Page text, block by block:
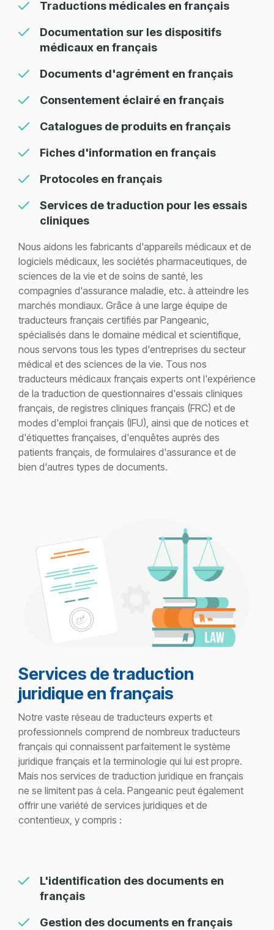
Traductions médicales en français
Documentation sur les dispositifs
médicaux en français
Documents d'agrément en français
Consentement éclairé en français
Catalogues de produits en français
Fiches d'information en français
Protocoles en français
Services de traduction pour les essais
cliniques
Nous aidons les fabricants d'appareils médicaux et de
logiciels médicaux, les sociétés pharmaceutiques, de
sciences de la vie et de soins de santé, les
compagnies d'assurance maladie, etc. à atteindre les
marchés mondiaux. Grâce à une large équipe de
traducteurs français certifiés par Pangeanic,
spécialisés dans le domaine médical et scientifique,
nous servons tous les types d'entreprises du secteur
médical et des sciences de la vie. Tous nos
traducteurs médicaux français experts ont l'expérience
de la traduction de questionnaires d'essais cliniques
français, de registres cliniques français (FRC) et de
modes d'emploi français (IFU), ainsi que de notices et
d'étiquettes françaises, d'enquêtes auprès des
patients français, de formulaires d'assurance et de
bien d'autres types de documents.
Services de traduction
juridique en français
Notre vaste réseau de traducteurs experts et
professionnels comprend de nombreux traducteurs
français qui connaissent parfaitement le système
juridique français et la terminologie qui lui est propre.
Mais nos services de traduction juridique en français
ne se limitent pas à cela. Pangeanic peut également
offrir une variété de services juridiques et de
contentieux, y compris :
L'identification des documents en
français
Gestion des documents en français